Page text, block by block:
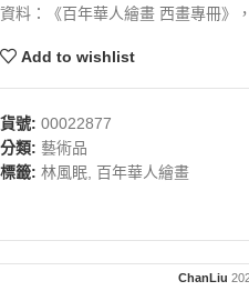
資料：《百年華人繪畫 西畫專冊》
Add to wishlist
貨號: 00022877
分類: 藝術品
標籤: 林風眠, 百年華人繪畫
ChanLiu